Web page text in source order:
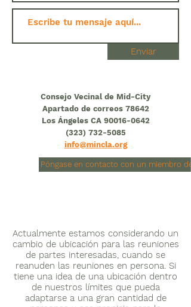
Enviar
Consejo Vecinal de Mid-City
Apartado de correos 78642
Los Ángeles CA 90016-0642
(323) 732-5085
info@mincla.org
Póngase en contacto con un miembro
Actualmente estamos considerando un
cambio de ubicación para las reuniones
de partes interesadas, cuando se
reanuden las reuniones en persona. Si
tiene una idea de una ubicación dentro
de nuestros límites que pueda
adaptarse a una gran cantidad de